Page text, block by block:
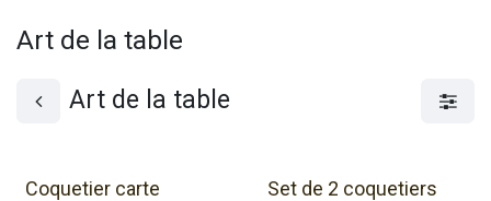
Art de la table
Art de la table
Coquetier carte
Set de 2 coquetiers